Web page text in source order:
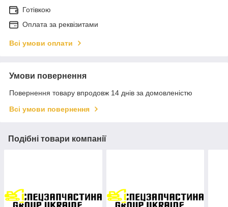
Готівкою
Оплата за реквізитами
Всі умови оплати
Умови повернення
Повернення товару впродовж 14 днів за домовленістю
Всі умови повернення
Подібні товари компанії